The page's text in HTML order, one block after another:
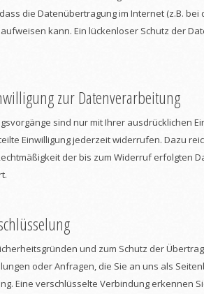
die Datenübertragung im Internet (z.B. bei
kann. Ein lückenloser Schutz der
zur Datenverarbeitung
sind nur mit Ihrer ausdrücklichen
Einwilligung jederzeit widerrufen. Dazu
der bis zum Widerruf erfolgten
und zum Schutz der
oder Anfragen, die Sie an uns als
Eine verschlüsselte Verbindung erkennen